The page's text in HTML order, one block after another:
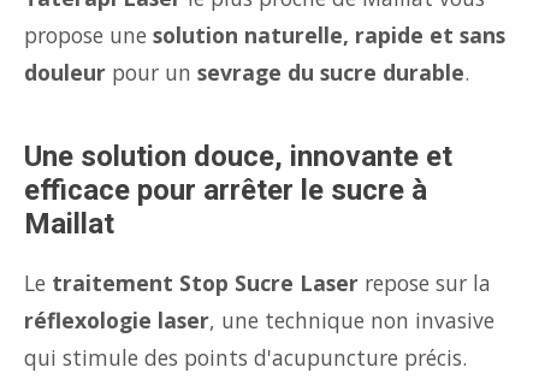
propose une solution naturelle, rapide et sans
douleur pour un sevrage du sucre durable.
Une solution douce, innovante et
efficace pour arrêter le sucre à
Maillat
Le traitement Stop Sucre Laser repose sur la
réflexologie laser, une technique non invasive
qui stimule des points d'acupuncture précis.